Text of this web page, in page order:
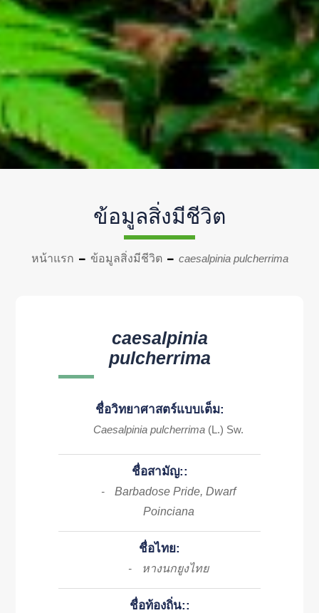
ข้อมูลสิ่งมีชีวิต
หน้าแรก ข้อมูลสิ่งมีชีวิต caesalpinia pulcherrima
caesalpinia
pulcherrima
ชื่อวิทยาศาสตร์แบบเต็ม:
Caesalpinia pulcherrima (L.) Sw.
ชื่อสามัญ::
-
Barbadose Pride, Dwarf
Poinciana
ชื่อไทย:
- หางนกยูงไทย
ชื่อท้องถิ่น::